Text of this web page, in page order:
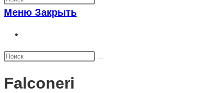
по
веб-
Меню Закрыть
по
сайту
Falconeri